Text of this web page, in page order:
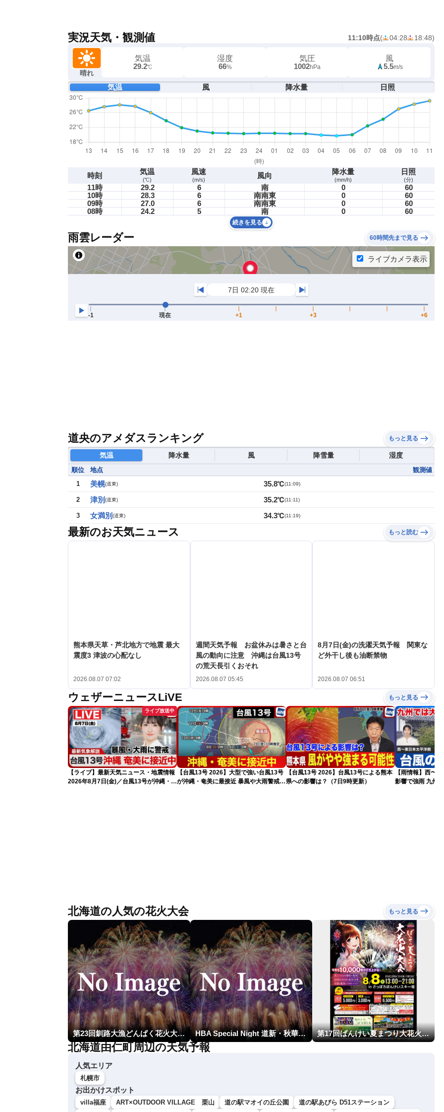
実況天気・観測値 11:10時点( 04:28 18:48)
晴れ
気温
29.2℃
湿度
66%
気圧
1002hPa
風
5.5m/s
気温 風 降水量 日照
時刻 気温
(℃)
風速
(m/s) 風向 降水量
(mm/h)
日照
(分)
11時 29.2 6 南 0
60
10時
28.3 6 南南東 0
60
09時
27.0 6 南南東 0
60
08時
24.2 5 南 0 60
続きを見る
雨雲レーダー 60時間先まで見る
道央のアメダスランキング もっと見る
気温 降水量 風 降雪量 湿度
順位 地点
観測値
1
美幌(道東) 35.8℃(11:09)
2 津別 (道東) 35.2℃(11:11)
3 女満別 (道東) 34.3℃(11:19)
最新のお天気ニュース もっと読む
熊本県天草・芦北地方で地震 最大
震度3 津波の心配なし
2026.08.07 07:02
週間天気予報 お盆休みは暑さと台
風の動向に注意 沖縄は台風13号
の荒天長引くおそれ
2026.08.07 05:45
8月7日(金)の洗濯天気予報 関東な
ど外干し後も油断禁物
2026.08.07 06:51
ウェザーニュースLiVE もっと見る
ライブ放送中
【ライブ】最新天気ニュース・地震情報
2026年8月7日(金)／台風13号が沖縄・奄
【台風13号 2026】大型で強い台風13号
が沖縄・奄美に最接近 暴風や大雨警戒
【台風13号 2026】台風13号による熊本
県への影響は？（7日9時更新）
【雨情報】西〜
影響で強雨 九州
北海道の人気の花火大会 もっと見る
第23回釧路大漁どんぱく花火大会 ～道新・光と音のファンタジー～ HBA Special Night 道新・秋華火（はなび） 第17回ばんけい夏まつり大花火大会
北海道由仁町周辺の天気予報
人気エリア
札幌市
お出かけスポット
villa福座 ART×OUTDOOR VILLAGE 栗山 道の駅マオイの丘公園 道の駅あびら D51ステーション